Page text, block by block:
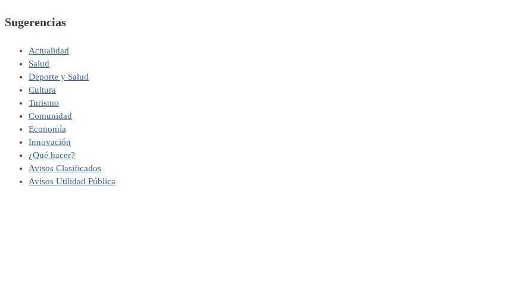
Sugerencias
Actualidad
Salud
Deporte y Salud
Cultura
Turismo
Comunidad
Economía
Innovación
¿Qué hacer?
Avisos Clasificados
Avisos Utilidad Pública